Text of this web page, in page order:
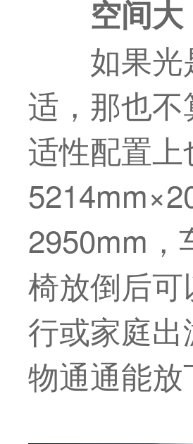
空间
如果
适，那也
适性配置
2950mm，
椅放倒后
行或家庭
物通通能放